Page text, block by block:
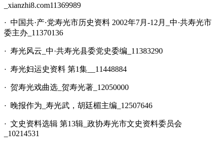
_xianzhi8.com11369989
· 中国共·产·党寿光市历史资料 2002年7月-12月_中·共寿光市
委主办_11370136
· 寿光风云_中·共寿光县委党史委编_11383290
· 寿光妇运史资料 第1集__11448884
· 贺寿光戏曲选_贺寿光著_12050000
· 晚报作为_寿光武，胡廷楣主编_12507646
· 文史资料选辑 第13辑_政协寿光市文史资料委员会
_10214531